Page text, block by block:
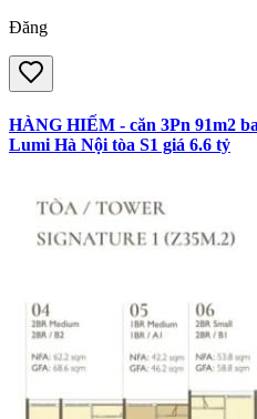
Đăng
HÀNG HIẾM - căn 3Pn 91m2
Lumi Hà Nội tòa S1 giá 6.6 tỷ